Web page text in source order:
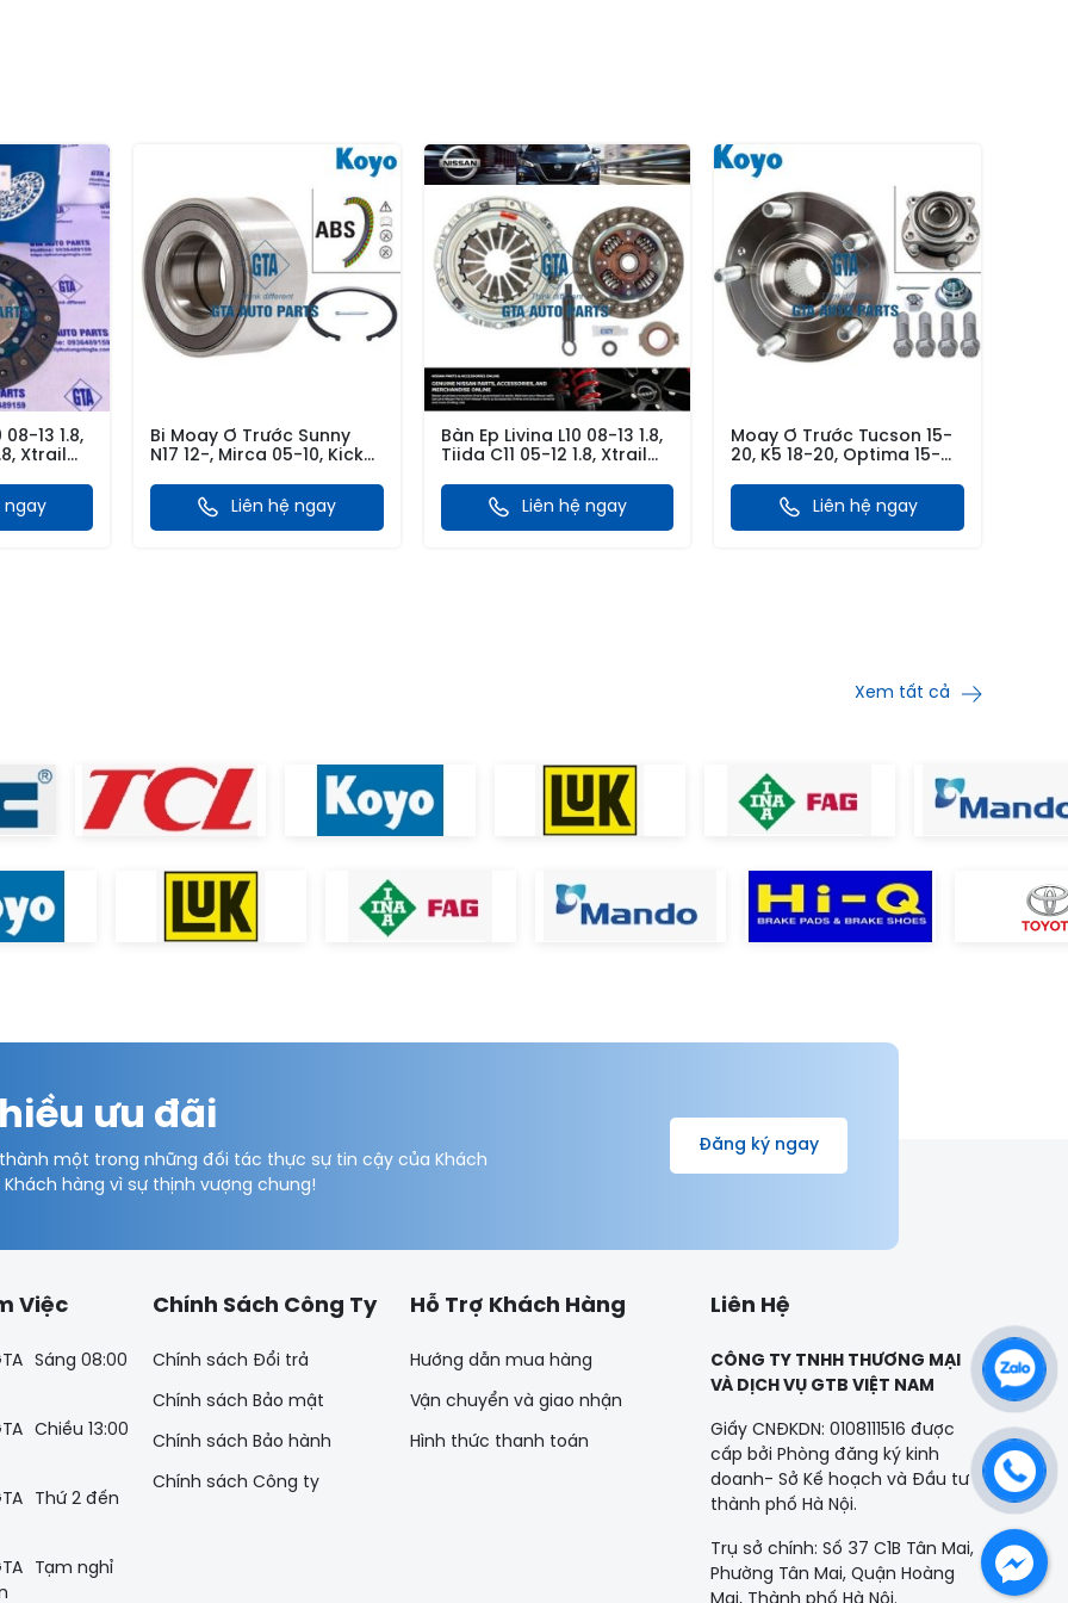
08-13 1.8,
Xtrail
ngay
Bi Moay Ơ Trước Sunny
N17 12-, Mirca 05-10, Kicks
N18 21-
Liên hệ ngay
Bàn Ép Livina L10 08-13 1.8,
Tiida C11 05-12 1.8, Xtrail
Liên hệ ngay
Moay Ơ Trước Tucson 15-
20, K5 18-20, Optima 15-
Liên hệ ngay
Xem tất cả
ưu đãi
một trong những đối tác thực sự tin cậy của Khách
hàng vì sự thịnh vượng chung!
Đăng ký ngay
Việc
Sáng 08:00
Chiều 13:00
Thứ 2 đến
Tạm nghỉ
Chính Sách Công Ty
Chính sách Đổi trả
Chính sách Bảo mật
Chính sách Bảo hành
Chính sách Công ty
Hỗ Trợ Khách Hàng
Hướng dẫn mua hàng
Vận chuyển và giao nhận
Hình thức thanh toán
Liên Hệ
CÔNG TY TNHH THƯƠNG MẠI
VÀ DỊCH VỤ GTB VIỆT NAM
Giấy CNĐKDN: 0108111516 được
cấp bởi Phòng đăng ký kinh
doanh- Sở Kế hoạch và Đầu tư
thành phố Hà Nội.
Trụ sở chính: Số 37 C1B Tân Mai,
Phường Tân Mai, Quận Hoàng